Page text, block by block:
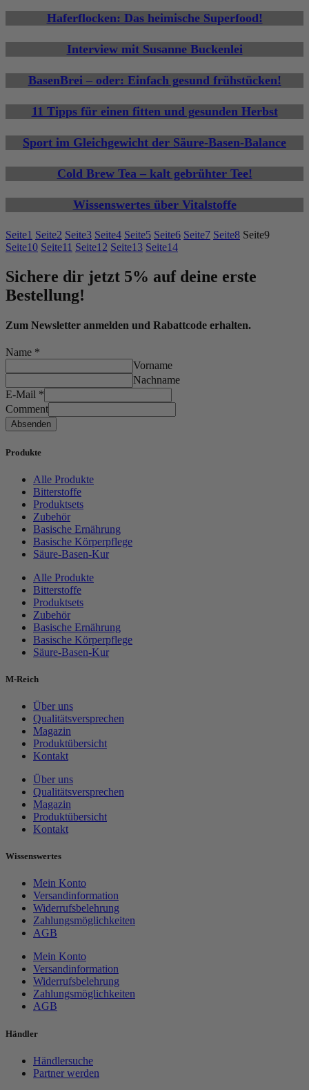
Haferflocken: Das heimische Superfood!
Interview mit Susanne Buckenlei
BasenBrei – oder: Einfach gesund frühstücken!
11 Tipps für einen fitten und gesunden Herbst
Sport im Gleichgewicht der Säure-Basen-Balance
Cold Brew Tea – kalt gebrühter Tee!
Wissenswertes über Vitalstoffe
Seite1 Seite2 Seite3 Seite4 Seite5 Seite6 Seite7 Seite8 Seite9
Seite10 Seite11 Seite12 Seite13 Seite14
Sichere dir jetzt 5% auf deine erste
Bestellung!
Zum Newsletter anmelden und Rabattcode erhalten.
Name *
Vorname
Nachname
E-Mail *
Comment
Absenden
Produkte
Alle Produkte
Bitterstoffe
Produktsets
Zubehör
Basische Ernährung
Basische Körperpflege
Säure-Basen-Kur
Alle Produkte
Bitterstoffe
Produktsets
Zubehör
Basische Ernährung
Basische Körperpflege
Säure-Basen-Kur
M-Reich
Über uns
Qualitätsversprechen
Magazin
Produktübersicht
Kontakt
Über uns
Qualitätsversprechen
Magazin
Produktübersicht
Kontakt
Wissenswertes
Mein Konto
Versandinformation
Widerrufsbelehrung
Zahlungsmöglichkeiten
AGB
Mein Konto
Versandinformation
Widerrufsbelehrung
Zahlungsmöglichkeiten
AGB
Händler
Händlersuche
Partner werden